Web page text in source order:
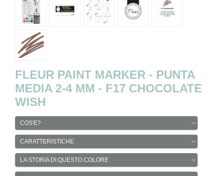
FLEUR PAINT MARKER - PUNTA
MEDIA 2-4 MM - F17 CHOCOLATE
WISH
COS'E?
CARATTERISTICHE
LA STORIA DI QUESTO COLORE